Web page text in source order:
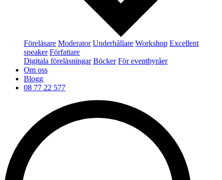
Föreläsare Moderator Underhållare Workshop Excellent
speaker Författare
Digitala föreläsningar Böcker För eventbyråer
Om oss
Blogg
08 77 22 577